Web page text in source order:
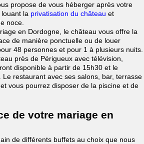
propose de vous héberger après votre
la privatisation du château et
noce.
en Dordogne, le château vous offre la
de manière ponctuelle ou de louer
48 personnes et pour 1 à plusieurs nuits.
près de Périgueux avec télévision,
disponible à partir de 15h30 et le
Le restaurant avec ses salons, bar, terrasse
vous pourrez disposer de la piscine et de
de votre mariage en
de différents buffets au choix que nous